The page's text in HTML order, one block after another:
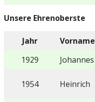
Unsere Ehrenoberste
Jahr Vorname
1929
Johannes
1954 Heinrich